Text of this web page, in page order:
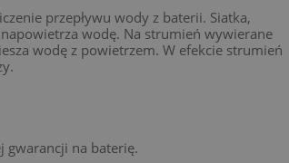
przepływu wody z baterii. Siatka,
wodę. Na strumień wywierane
wodę z powietrzem. W efekcie strumień
gwarancji na baterię.